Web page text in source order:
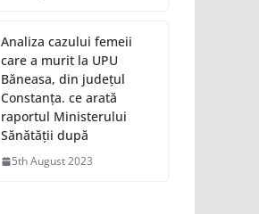
Analiza cazului femeii
care a murit la UPU
Băneasa, din județul
Constanța. ce arată
raportul Ministerului
Sănătății după
5th August 2023